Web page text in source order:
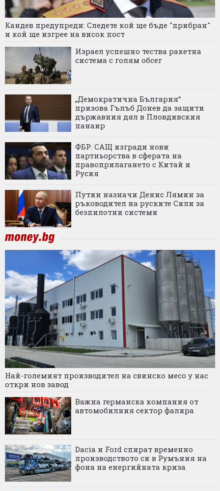
Кандев предупреди: Следете кой ще бъде "прибран"
и кой ще изгрее на висок пост
Израел успешно тества ракетна
система с голям обсег
„Демократична България“
призова Гълъб Донев да защити
държавния дял в Пловдивския
панаир
ФБР: САЩ изгради нови
партньорства в сферата на
правоприлагането с Китай и
Русия
Путин назначи Денис Лямин за
ръководител на руските Сили за
безпилотни системи
Най-големият производител на свинско месо у нас
откри нов завод
Важна германска компания от
автомобилния сектор фалира
Dacia и Ford спират временно
производството си в Румъния на
фона на енергийната криза